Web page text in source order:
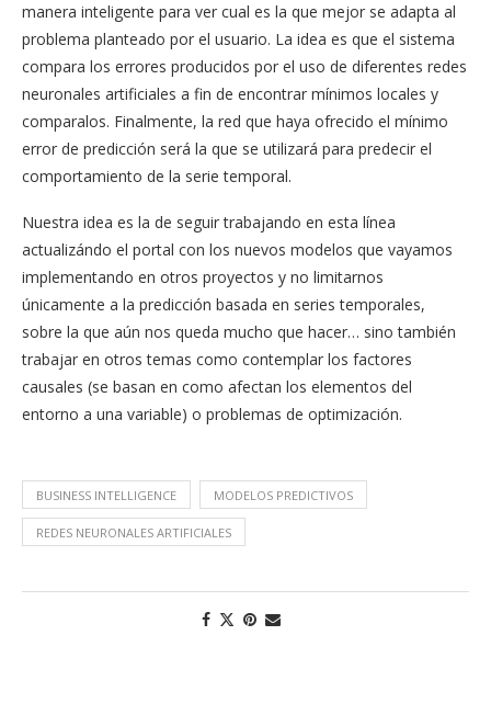
manera inteligente para ver cual es la que mejor se adapta al
problema planteado por el usuario. La idea es que el sistema
compara los errores producidos por el uso de diferentes redes
neuronales artificiales a fin de encontrar mínimos locales y
comparalos. Finalmente, la red que haya ofrecido el mínimo
error de predicción será la que se utilizará para predecir el
comportamiento de la serie temporal.
Nuestra idea es la de seguir trabajando en esta línea
actualizándo el portal con los nuevos modelos que vayamos
implementando en otros proyectos y no limitarnos
únicamente a la predicción basada en series temporales,
sobre la que aún nos queda mucho que hacer… sino también
trabajar en otros temas como contemplar los factores
causales (se basan en como afectan los elementos del
entorno a una variable) o problemas de optimización.
BUSINESS INTELLIGENCE MODELOS PREDICTIVOS
REDES NEURONALES ARTIFICIALES